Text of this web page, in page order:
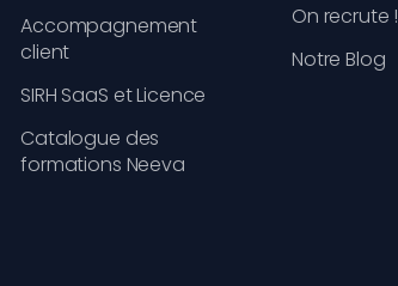
Accompagnement
client
SIRH SaaS et Licence
Catalogue des
formations Neeva
On recrute !
Notre Blog